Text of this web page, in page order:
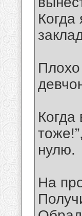
нулю.
На